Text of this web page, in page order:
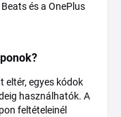
és a OnePlus
eltér, egyes kódok
használhatók. A
feltételeinél